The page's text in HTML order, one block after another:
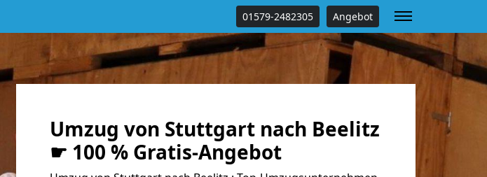
01579-2482305 Angebot
Umzug von Stuttgart nach Beelitz
☛ 100 % Gratis-Angebot